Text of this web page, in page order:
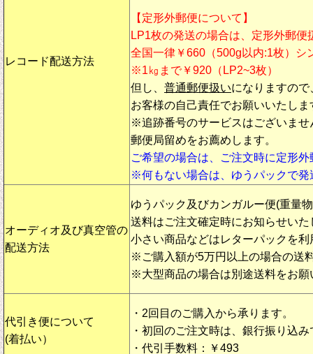
レコード配送方法
【定形外郵便について】
LP1枚の発送の場合は、定形外郵便
全国一律￥660（500g以内:1枚）シ
※1㎏まで￥920（LP2~3枚）
但し、 普通郵便扱いになりますの
お客様の自己責任でお願いいたしま
※追跡番号のサービスはございませ
郵便局留めをお薦めします。
ご希望の場合は、ご注文時に定形
※何もない場合は、ゆうパックで発
オーディオ及び真空管の
配送方法
ゆうパック及びカンガルー便(重量
送料はご注文確定時にお知らせいた
小さい商品などはレターパックを利
※ご購入額が5万円以上の場合の送
※大型商品の場合は別途送料をお願
代引き便について
(着払い）
・2回目のご購入から承ります。
・初回のご注文時は、銀行振り込
・代引手数料：￥493